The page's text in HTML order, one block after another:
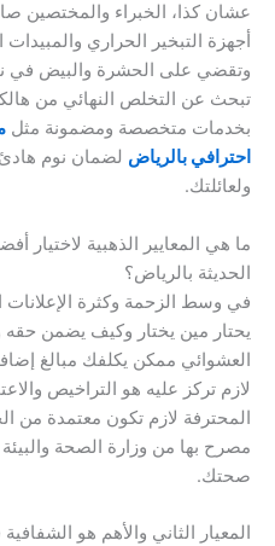
عشان كذا، الخبراء والمختصين
أجهزة التبخير الحراري
وتقضي على الحشرة والبيض في
تبحث عن التخلص النهائي من
بخدمات متخصصة ومضمونة مثل
احترافي بالرياض لضمان نوم
ولعائلتك.
ما هي المعايير الذهبية
الحديثة بالرياض؟
في وسط الزحمة وكثرة الإعلانات
يحتار مين يختار وكيف يضمن حقه
العشوائي ممكن يكلفك مبالغ
لازم تركز عليه هو التراخيص
المحترفة لازم تكون معتمدة من
مصرح بها من وزارة الصحة
صحتك.
المعيار الثاني والأهم هو